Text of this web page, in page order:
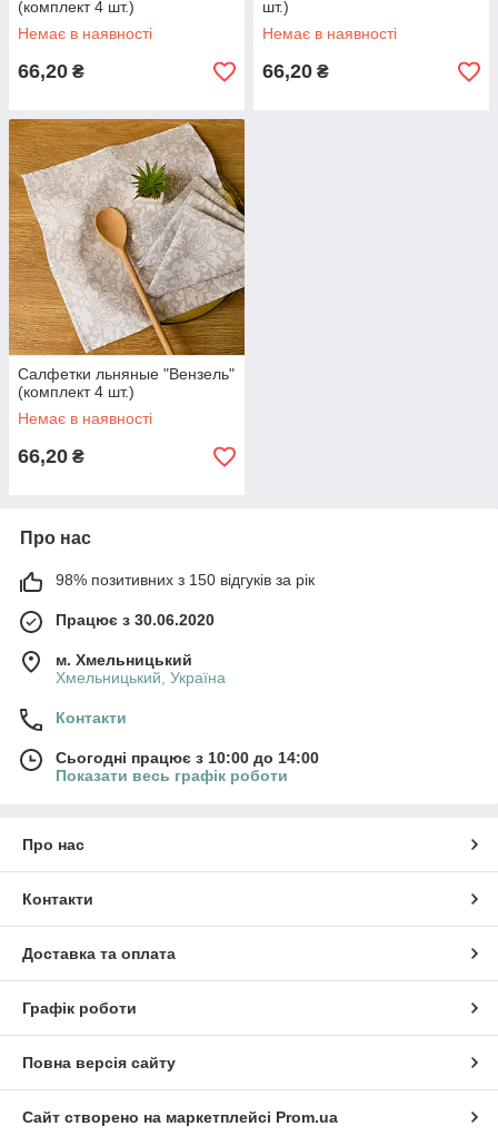
(комплект 4 шт.)
Немає в наявності
66,20 ₴
шт.)
Немає в наявності
66,20 ₴
Салфетки льняные "Вензель"
(комплект 4 шт.)
Немає в наявності
66,20 ₴
Про нас
98% позитивних з 150 відгуків за рік
Працює з 30.06.2020
м. Хмельницький
Хмельницький, Україна
Контакти
Сьогодні працює з 10:00 до 14:00
Показати весь графік роботи
Про нас
Контакти
Доставка та оплата
Графік роботи
Повна версія сайту
Сайт створено на маркетплейсі Prom.ua